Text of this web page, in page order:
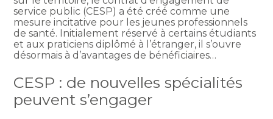
service public (CESP) a été créé comme une
mesure incitative pour les jeunes professionnels
de santé. Initialement réservé à certains étudiants
et aux praticiens diplômé à l’étranger, il s’ouvre
désormais à d’avantages de bénéficiaires…
CESP : de nouvelles spécialités
peuvent s’engager